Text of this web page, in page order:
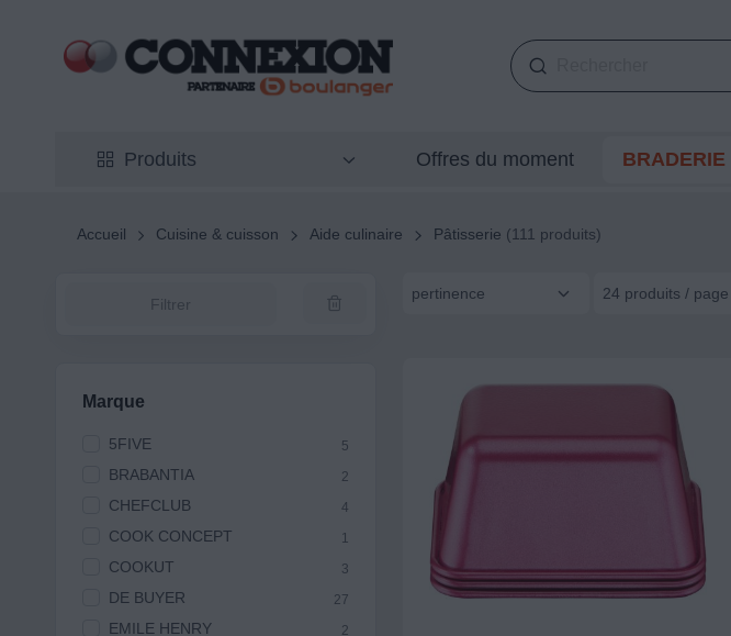
Produits Offres du moment BRADERIE
Accueil Cuisine & cuisson Aide culinaire Pâtisserie (111 produits)
Filtrer
Marque
5FIVE 5
BRABANTIA 2
CHEFCLUB 4
COOK CONCEPT 1
COOKUT 3
DE BUYER 27
EMILE HENRY 2
pertinence 24 produits / page